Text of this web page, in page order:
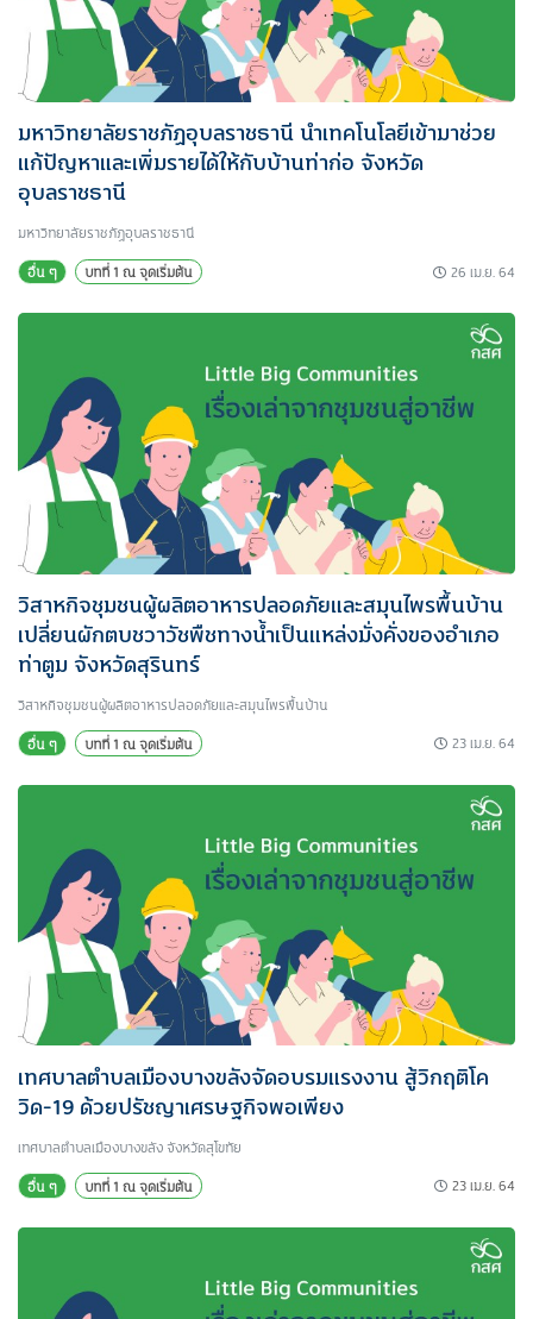
มหาวิทยาลัยราชภัฏอุบลราชธานี นำเทคโนโลยีเข้ามาช่วย
แก้ปัญหาและเพิ่มรายได้ให้กับบ้านท่าก่อ จังหวัด
อุบลราชธานี
มหาวิทยาลัยราชภัฏอุบลราชธานี
อื่น ๆ
บทที่ 1 ณ จุดเริ่มต้น 26 เม.ย. 64
วิสาหกิจชุมชนผู้ผลิตอาหารปลอดภัยและสมุนไพรพื้นบ้าน
เปลี่ยนผักตบชวาวัชพืชทางน้ำเป็นแหล่งมั่งคั่งของอำเภอ
ท่าตูม จังหวัดสุรินทร์
วิสาหกิจชุมชนผู้ผลิตอาหารปลอดภัยและสมุนไพรพื้นบ้าน
อื่น ๆ
บทที่ 1 ณ จุดเริ่มต้น 23 เม.ย. 64
เทศบาลตำบลเมืองบางขลังจัดอบรมแรงงาน สู้วิกฤติโค
วิด-19 ด้วยปรัชญาเศรษฐกิจพอเพียง
เทศบาลตำบลเมืองบางขลัง จังหวัดสุโขทัย
อื่น ๆ
บทที่ 1 ณ จุดเริ่มต้น 23 เม.ย. 64